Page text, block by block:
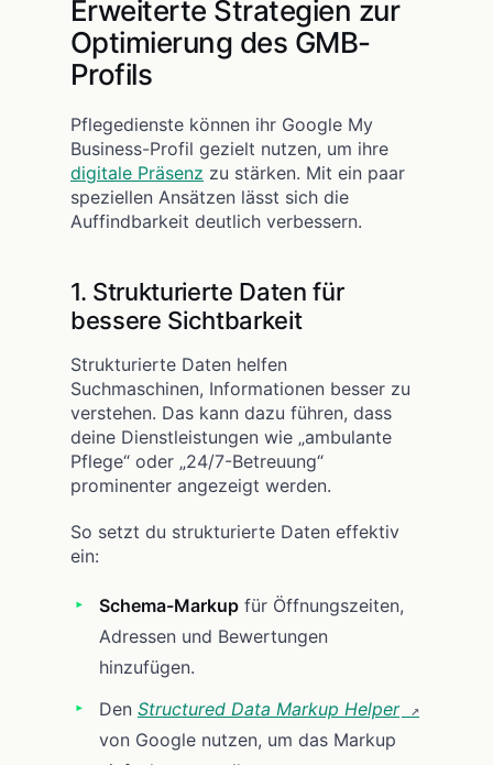
Erweiterte Strategien zur
Optimierung des GMB-
Profils
Pflegedienste können ihr Google My
Business-Profil gezielt nutzen, um ihre
digitale Präsenz zu stärken. Mit ein paar
speziellen Ansätzen lässt sich die
Auffindbarkeit deutlich verbessern.
1. Strukturierte Daten für
bessere Sichtbarkeit
Strukturierte Daten helfen
Suchmaschinen, Informationen besser zu
verstehen. Das kann dazu führen, dass
deine Dienstleistungen wie „ambulante
Pflege“ oder „24/7-Betreuung“
prominenter angezeigt werden.
So setzt du strukturierte Daten effektiv
ein:
Schema-Markup für Öffnungszeiten,
Adressen und Bewertungen
hinzufügen.
Den Structured Data Markup Helper
von Google nutzen, um das Markup